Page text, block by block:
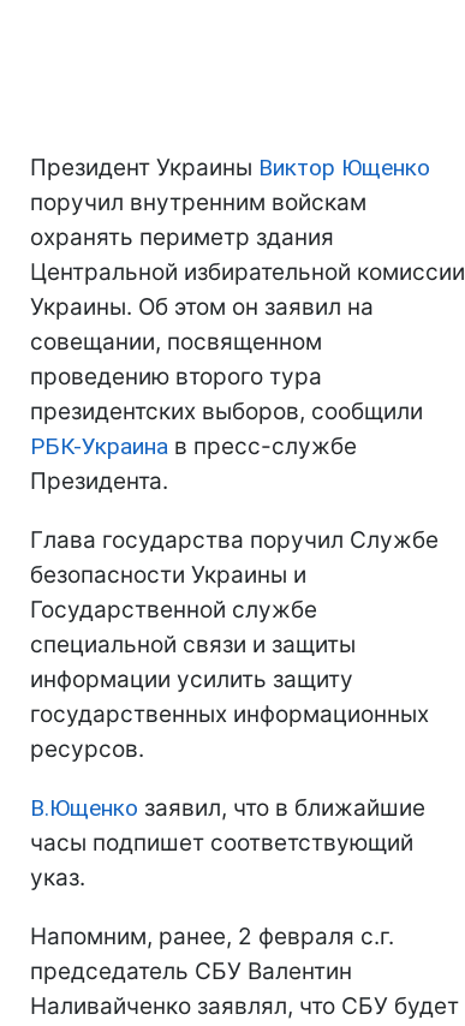
Президент Украины Виктор Ющенко
поручил внутренним войскам
охранять периметр здания
Центральной избирательной комиссии
Украины. Об этом он заявил на
совещании, посвященном
проведению второго тура
президентских выборов, сообщили
РБК-Украина в пресс-службе
Президента.
Глава государства поручил Службе
безопасности Украины и
Государственной службе
специальной связи и защиты
информации усилить защиту
государственных информационных
ресурсов.
В.Ющенко заявил, что в ближайшие
часы подпишет соответствующий
указ.
Напомним, ранее, 2 февраля с.г.
председатель СБУ Валентин
Наливайченко заявлял, что СБУ будет